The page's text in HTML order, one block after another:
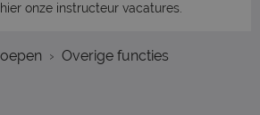
onze instructeur vacatures.
Overige functies